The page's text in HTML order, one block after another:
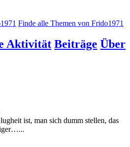
Finde alle Themen von Frido1971
Aktivität Beiträge Über
ist, man sich dumm stellen, das